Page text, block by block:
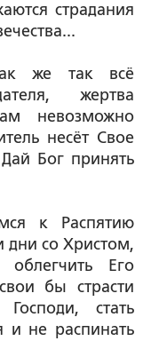
страдания
же так всё
жертва
невозможно
несёт Свое
Бог принять
к Распятию
дни со Христом,
облегчить Его
бы страсти
стать
и не распинать